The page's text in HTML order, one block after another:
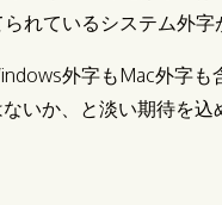
れているシステム外字
外字もMac外字
いか、と淡い期待を込